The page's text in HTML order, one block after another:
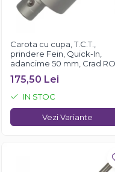
Carota cu cupa, T.C.T.,
prindere Fein, Quick-In,
adancime 50 mm, Crad RO
175,50 Lei
IN STOC
Vezi Variante